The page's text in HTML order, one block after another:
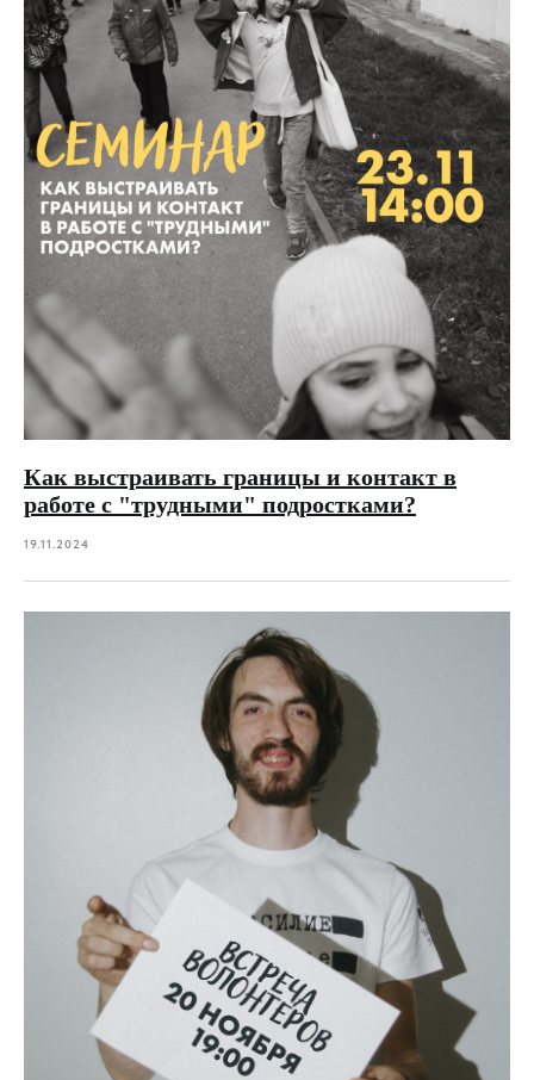
Как выстраивать границы и контакт в
работе с "трудными" подростками?
19.11.2024